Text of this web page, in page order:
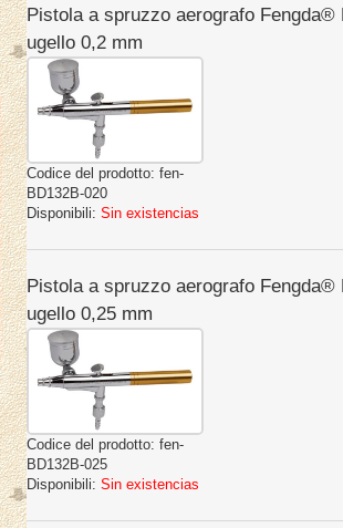
Pistola a spruzzo aerografo Fengda®
ugello 0,2 mm
Codice del prodotto: fen-
BD132B-020
Disponibili: Sin existencias
Pistola a spruzzo aerografo Fengda®
ugello 0,25 mm
Codice del prodotto: fen-
BD132B-025
Disponibili: Sin existencias